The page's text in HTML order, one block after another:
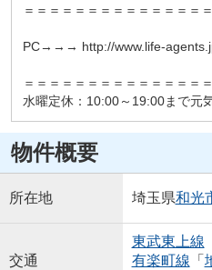
＝＝＝＝＝＝＝＝＝＝＝＝＝＝
PC→→→ http://www.life-
＝＝＝＝＝＝＝＝＝＝＝＝＝＝
水曜定休：10:00～19:00まで元
物件概要
所在地 埼玉県和光
交通
東武東上線
有楽町線 「